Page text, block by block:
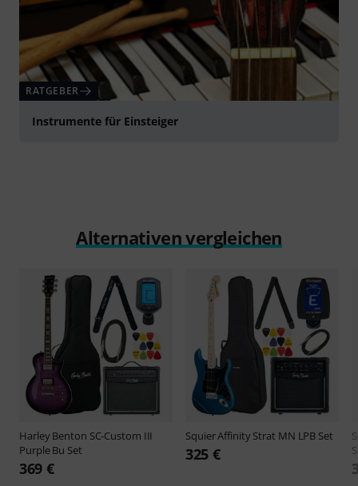
RATGEBER
Instrumente für Einsteiger
Alternativen vergleichen
Harley Benton SC-Custom III
Purple Bu Set
369 €
SquierAffinity Strat MN LPB Set
325 €